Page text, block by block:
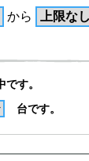
から
す。
台です。